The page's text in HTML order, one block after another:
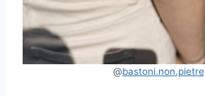
@bastoni.non.pietre